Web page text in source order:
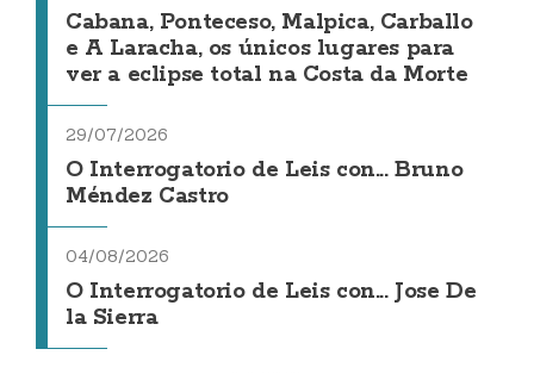
Cabana, Ponteceso, Malpica, Carballo
e A Laracha, os únicos lugares para
ver a eclipse total na Costa da Morte
29/07/2026
O Interrogatorio de Leis con... Bruno
Méndez Castro
04/08/2026
O Interrogatorio de Leis con... Jose De
la Sierra